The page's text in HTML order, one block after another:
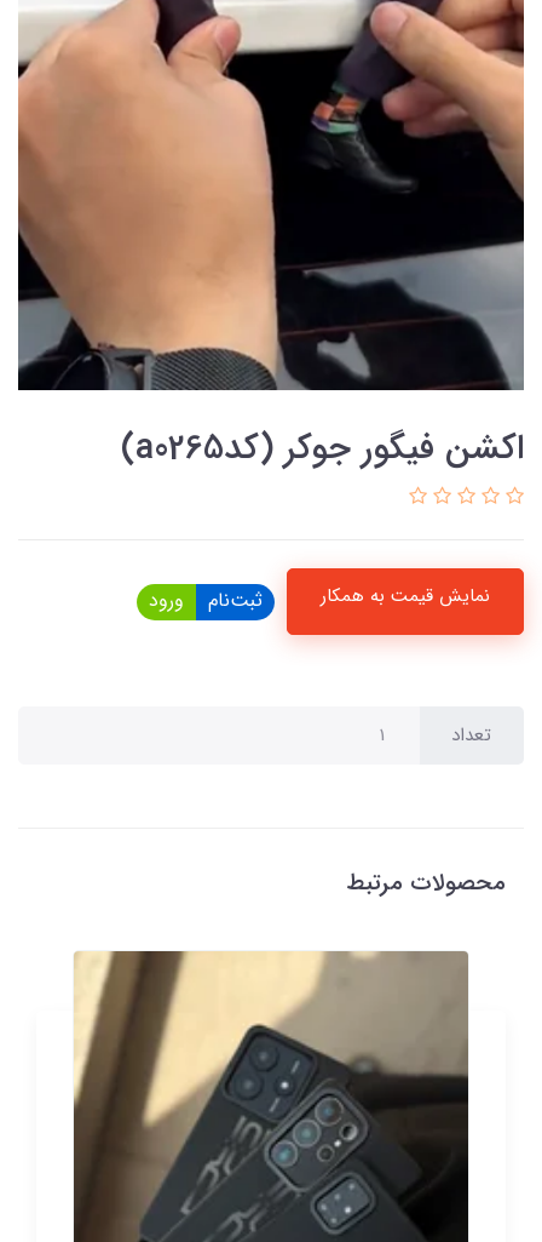
اکشن فیگور جوکر (کدa0265)
نمایش قیمت به همکار ثبت‌نام ورود
تعداد
محصولات مرتبط